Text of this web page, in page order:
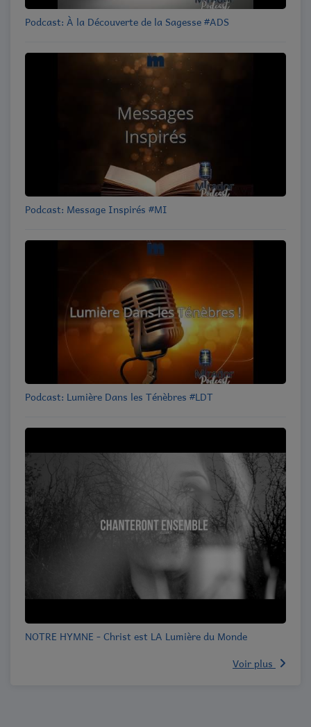
Podcast: À la Découverte de la Sagesse #ADS
Podcast: Message Inspirés #MI
Podcast: Lumière Dans les Ténèbres #LDT
NOTRE HYMNE - Christ est LA Lumière du Monde
Voir plus